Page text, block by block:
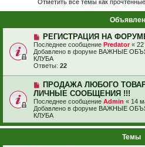
Отметить все темы как прочтённые
РЕГИСТРАЦИЯ НА
Последнее сообщение Predator« 22
Добавлено в форуме ВАЖНЫЕ
КЛУБА
Ответы: 22
ПРОДАЖА ЛЮБОГО
ЛИЧНЫЕ СООБЩЕНИЯ !!!
Последнее сообщение Admin « 14
Добавлено в форуме ВАЖНЫЕ
КЛУБА
Темы